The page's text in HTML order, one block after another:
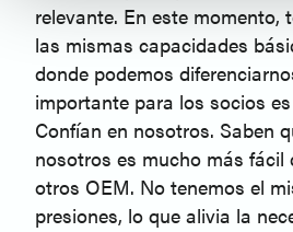
relevante. En este momento,
las mismas capacidades
donde podemos
importante para los socios
Confían en nosotros. Saben
nosotros es mucho más fácil
otros OEM. No tenemos el
presiones, lo que alivia la